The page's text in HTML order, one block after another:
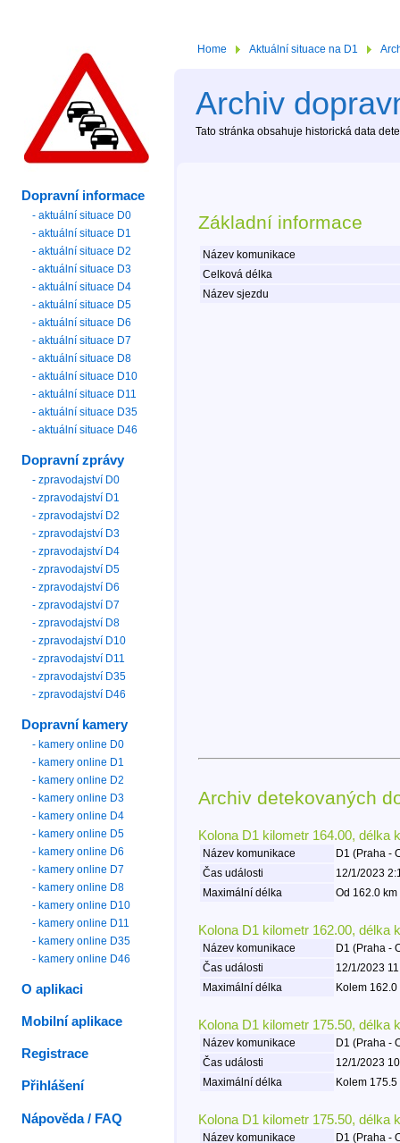
Home Aktuální situace na D1
Archiv
Tato stránka obsahuje historická data
Základní informace
Název komunikace
Celková délka
Název sjezdu
Archiv detekovaných
Kolona D1 kilometr 164.00, délka
Název komunikace
D1 (Praha -
Čas události
12/1/2023
Maximální délka
Od 162.0
Kolona D1 kilometr 162.00, délka
Název komunikace
D1 (Praha -
Čas události
12/1/2023
Maximální délka
Kolem
Kolona D1 kilometr 175.50, délka
Název komunikace
D1 (Praha -
Čas události
12/1/2023
Maximální délka
Kolem
Kolona D1 kilometr 175.50, délka
Název komunikace
D1 (Praha -
Dopravní informace
- aktuální situace D0
- aktuální situace D1
- aktuální situace D2
- aktuální situace D3
- aktuální situace D4
- aktuální situace D5
- aktuální situace D6
- aktuální situace D7
- aktuální situace D8
- aktuální situace D10
- aktuální situace D11
- aktuální situace D35
- aktuální situace D46
Dopravní zprávy
- zpravodajství D0
- zpravodajství D1
- zpravodajství D2
- zpravodajství D3
- zpravodajství D4
- zpravodajství D5
- zpravodajství D6
- zpravodajství D7
- zpravodajství D8
- zpravodajství D10
- zpravodajství D11
- zpravodajství D35
- zpravodajství D46
Dopravní kamery
- kamery online D0
- kamery online D1
- kamery online D2
- kamery online D3
- kamery online D4
- kamery online D5
- kamery online D6
- kamery online D7
- kamery online D8
- kamery online D10
- kamery online D11
- kamery online D35
- kamery online D46
O aplikaci
Mobilní aplikace
Registrace
Přihlášení
Nápověda / FAQ